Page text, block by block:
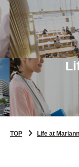
TOP Life at